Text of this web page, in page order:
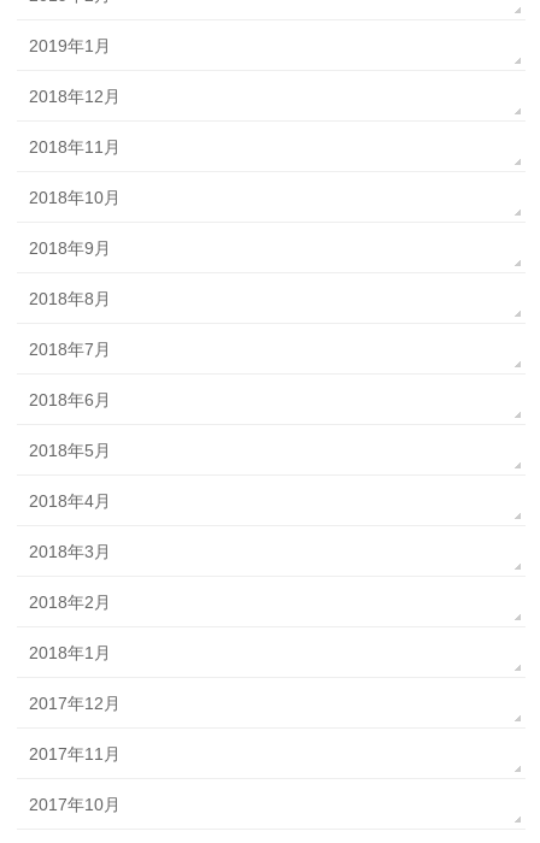
2019年1月
2018年12月
2018年11月
2018年10月
2018年9月
2018年8月
2018年7月
2018年6月
2018年5月
2018年4月
2018年3月
2018年2月
2018年1月
2017年12月
2017年11月
2017年10月